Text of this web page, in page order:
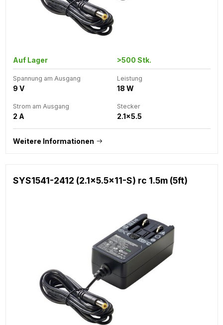
Auf Lager >500 Stk.
Spannung am Ausgang
9 V
Leistung
18 W
Strom am Ausgang
2 A
Stecker
2.1x5.5
Weitere Informationen
SYS1541-2412 (2.1x5.5x11-S) rc 1.5m (5ft)